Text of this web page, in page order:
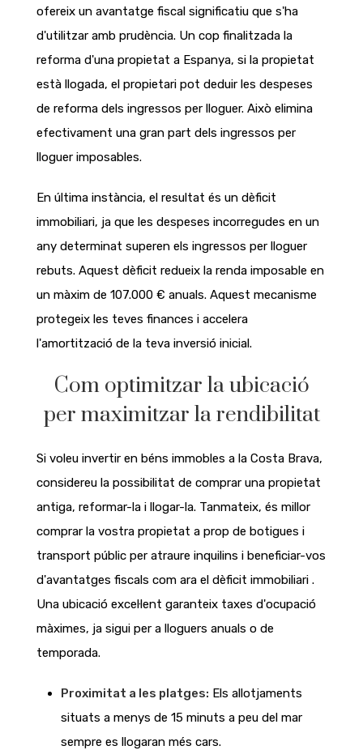
ofereix un avantatge fiscal significatiu que s'ha
d'utilitzar amb prudència. Un cop finalitzada la
reforma d'una propietat a Espanya, si la propietat
està llogada, el propietari pot deduir les despeses
de reforma dels ingressos per lloguer. Això elimina
efectivament una gran part dels ingressos per
lloguer imposables.
En última instància, el resultat és un dèficit
immobiliari, ja que les despeses incorregudes en un
any determinat superen els ingressos per lloguer
rebuts. Aquest dèficit redueix la renda imposable en
un màxim de 107.000 € anuals. Aquest mecanisme
protegeix les teves finances i accelera
l'amortització de la teva inversió inicial.
Com optimitzar la ubicació
per maximitzar la rendibilitat
Si voleu invertir en béns immobles a la Costa Brava,
considereu la possibilitat de comprar una propietat
antiga, reformar-la i llogar-la. Tanmateix, és millor
comprar la vostra propietat a prop de botigues i
transport públic per atraure inquilins i beneficiar-vos
d'avantatges fiscals com ara el dèficit immobiliari .
Una ubicació excel·lent garanteix taxes d'ocupació
màximes, ja sigui per a lloguers anuals o de
temporada.
Proximitat a les platges: Els allotjaments
situats a menys de 15 minuts a peu del mar
sempre es llogaran més cars.